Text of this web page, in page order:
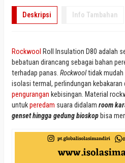
Deskripsi Info Tambahan
Rockwool Roll Insulation D80 adalah
bebatuan dirancang sebagai bahan
terhadap panas. Rockwooltidak mudah
isolasi termal, perlindungan kebakaran
pengurangan kebisingan. Material
untukperedam suara didalam room
genset hingga gedung bioskop bisa